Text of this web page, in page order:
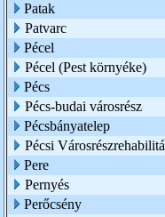
Patak
Patvarc
Pécel
Pécel (Pest környéke)
Pécs
Pécs-budai városrész
Pécsbányatelep
Pécsi
Pere
Pernyés
Perőcsény